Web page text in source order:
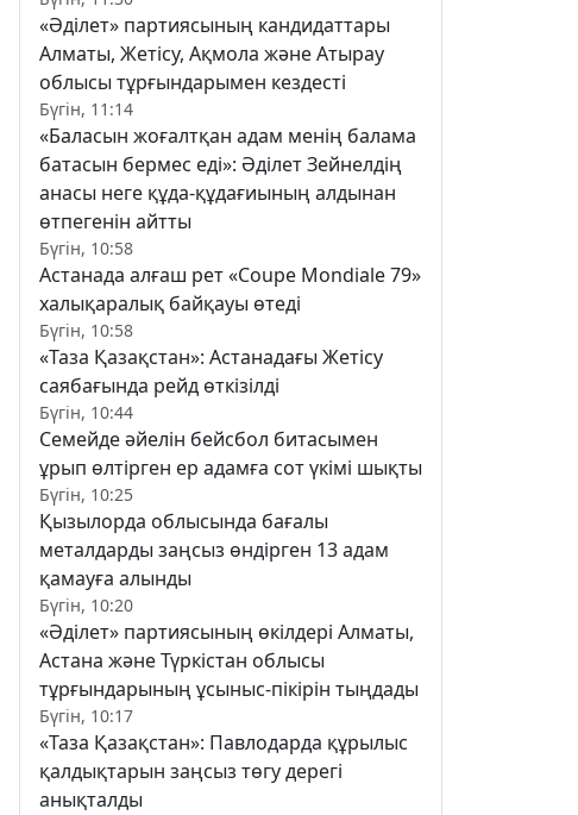
«Әділет» партиясының кандидаттары
Алматы, Жетісу, Ақмола және Атырау
облысы тұрғындарымен кездесті
Бүгін, 11:14
«Баласын жоғалтқан адам менің балама
батасын бермес еді»: Әділет Зейнелдің
анасы неге құда-құдағиының алдынан
өтпегенін айтты
Бүгін, 10:58
Астанада алғаш рет «Coupe Mondiale 79»
халықаралық байқауы өтеді
Бүгін, 10:58
«Таза Қазақстан»: Астанадағы Жетісу
саябағында рейд өткізілді
Бүгін, 10:44
Семейде әйелін бейсбол битасымен
ұрып өлтірген ер адамға сот үкімі шықты
Бүгін, 10:25
Қызылорда облысында бағалы
металдарды заңсыз өндірген 13 адам
қамауға алынды
Бүгін, 10:20
«Әділет» партиясының өкілдері Алматы,
Астана және Түркістан облысы
тұрғындарының ұсыныс-пікірін тыңдады
Бүгін, 10:17
«Таза Қазақстан»: Павлодарда құрылыс
қалдықтарын заңсыз төгу дерегі
анықталды